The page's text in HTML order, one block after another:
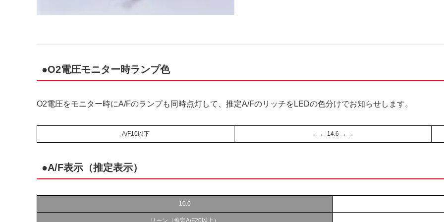
●O2電圧モニター時ランプ色
O2電圧をモニター時にA/Fのランプも同時点灯して、推定A/FのリッチをLEDの色分けでお知らせします。
A/F10以下 ← ← 14.6 → →
●A/F表示（推定表示）
10.0
リーン（推定A/F20以上）